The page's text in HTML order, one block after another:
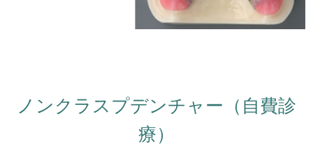
ノンクラスプデンチャー（自費診
療）